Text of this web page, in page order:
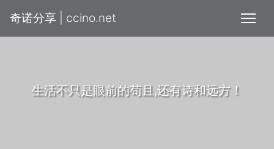
奇诺分享 | ccino.net
生活不只是眼前的苟且,还有诗和远方！